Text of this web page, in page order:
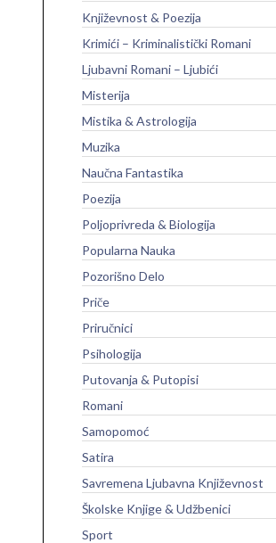
Književnost & Poezija
Krimići – Kriminalistički Romani
Ljubavni Romani – Ljubići
Misterija
Mistika & Astrologija
Muzika
Naučna Fantastika
Poezija
Poljoprivreda & Biologija
Popularna Nauka
Pozorišno Delo
Priče
Priručnici
Psihologija
Putovanja & Putopisi
Romani
Samopomoć
Satira
Savremena Ljubavna Književnost
Školske Knjige & Udžbenici
Sport